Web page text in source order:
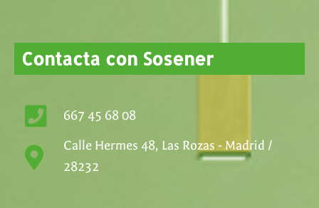
Contacta con Sosener
667 45 68 08
Calle Hermes 48, Las Rozas - Madrid /
28232